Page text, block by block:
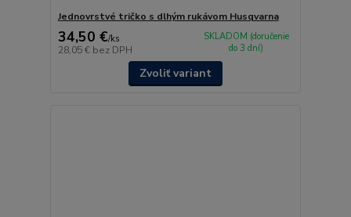
Jednovrstvé tričko s dlhým rukávom Husqvarna
34,50 €/ks
28,05 € bez DPH
SKLADOM (doručenie
do 3 dní)
Zvoliť variant